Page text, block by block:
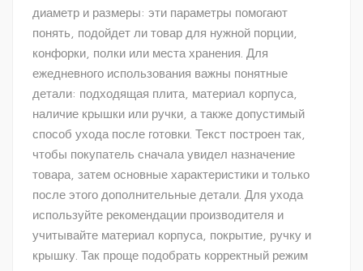
диаметр и размеры: эти параметры помогают
понять, подойдет ли товар для нужной порции,
конфорки, полки или места хранения. Для
ежедневного использования важны понятные
детали: подходящая плита, материал корпуса,
наличие крышки или ручки, а также допустимый
способ ухода после готовки. Текст построен так,
чтобы покупатель сначала увидел назначение
товара, затем основные характеристики и только
после этого дополнительные детали. Для ухода
используйте рекомендации производителя и
учитывайте материал корпуса, покрытие, ручку и
крышку. Так проще подобрать корректный режим